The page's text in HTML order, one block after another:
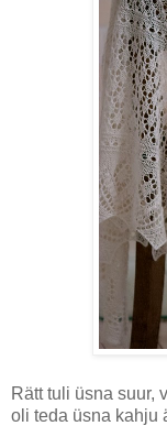
Rätt tuli üsna suur,
oli teda üsna kahju